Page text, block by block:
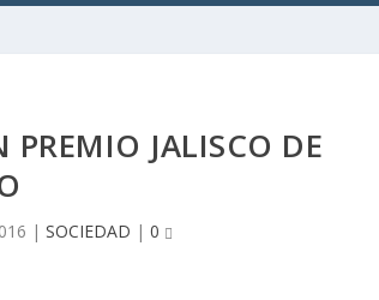
JALISCO DE
|SOCIEDAD |0